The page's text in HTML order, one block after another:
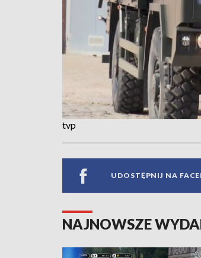
tvp
UDOSTĘPNIJ NA
NAJNOWSZE